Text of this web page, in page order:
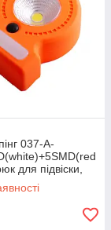
037-A-
для підвіски,